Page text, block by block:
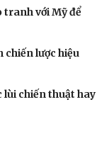
với Mỹ để
chiến lược hiệu
lùi chiến thuật hay